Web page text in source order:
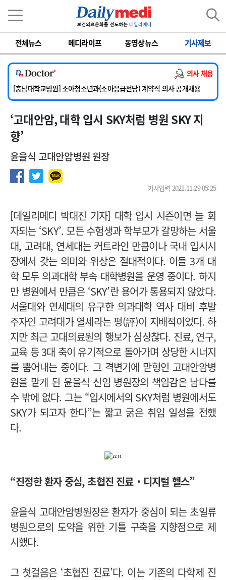
전체뉴스 메디라이프 동영상뉴스 기사제보
의사 채용
[서울아산병원] 2026년 하반기 인턴 모집
[영남대학교의료원] 마취통증의학과 임기제 임상의사 채용
[충남대학교병원] 소아청소년과(소아응급전담) 계약직 의사 공개채용
[동부병원] 계약직(응급의학과 전문의) 직원모집
[이대목동병원] 하반기 전공의(레지던트1년차) 모집
[서울아산병원] 2026년 하반기 인턴 모집
[영남대학교의료원] 마취통증의학과 임기제 임상의사 채용
‘고대안암, 대학 입시 SKY처럼 병원 SKY 지
향’
윤을식 고대안암병원 원장
기사입력 2021.11.29 05:25
[데일리메디 박대진 기자] 대학 입시 시즌이면 늘 회
자되는 ‘SKY’. 모든 수험생과 학부모가 갈망하는 서울
대, 고려대, 연세대는 커트라인 만큼이나 국내 입시시
장에서 갖는 의미와 위상은 절대적이다. 이들 3개 대
학 모두 의과대학 부속 대학병원을 운영 중이다. 하지
만 병원에서 만큼은 ‘SKY’란 용어가 통용되지 않았다.
서울대와 연세대의 유구한 의과대학 역사 대비 후발
주자인 고려대가 열세라는 평(評)이 지배적이었다. 하
지만 최근 고대의료원의 행보가 심상찮다. 진료, 연구,
교육 등 3대 축이 유기적으로 돌아가며 상당한 시너지
를 뿜어내는 중이다. 그 격변기에 맏형인 고대안암병
원을 맡게 된 윤을식 신임 병원장의 책임감은 남다를
수 밖에 없다. 그는 “입시에서의 SKY처럼 병원에서도
SKY가 되고자 한다”는 짧고 굵은 취임 일성을 전했
다.
“진정한 환자 중심, 초협진 진료‧디지털 헬스”
윤을식 고대안암병원장은 환자가 중심이 되는 초일류
병원으로의 도약을 위한 기틀 구축을 지향점으로 제
시했다.
그 첫걸음은 ‘초협진 진료’다. 이는 기존의 다학제 진